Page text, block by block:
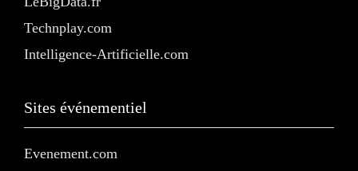
Technplay.com
Intelligence-Artificielle.com
Sites événementiel
Evenement.com